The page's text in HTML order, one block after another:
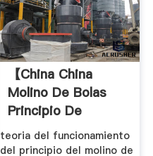
【china China
Molino De Bolas
Principio De
Funcionamiento】
teoria del funcionamiento
del principio del molino de